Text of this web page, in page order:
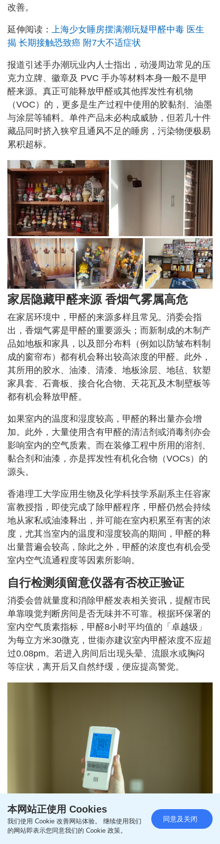
改善。
延伸阅读： 上海少女睡房摆满潮玩疑甲醛中毒 医生
揭 长期接触恐致癌 附7大不适症状
报道引述手办潮玩业内人士指出，动漫周边常见的压
克力立牌、徽章及 PVC 手办等材料本身一般不是甲
醛来源。真正可能释放甲醛或其他挥发性有机物
（VOC）的，更多是生产过程中使用的胶黏剂、油墨
与涂层等辅料。单件产品未必构成威胁，但若几十件
藏品同时挤入狭窄且通风不足的睡房，污染物便极易
累积超标。
家居隐藏甲醛来源 香烟气雾属高危
在家居环境中，甲醛的来源多样且常见。消委会指
出，香烟气雾是甲醛的重要源头；而新制成的木制产
品如地板和家具，以及部分布料（例如以防皱布料制
成的窗帘布）都有机会释出较高浓度的甲醛。此外，
其所用的胶水、油漆、清漆、地板涂层、地毡、软塑
家具套、石膏板、接合化合物、天花瓦及木制壁板等
都有机会释放甲醛。
如果室内的温度和湿度较高，甲醛的释出量亦会增
加。此外，大量使用含有甲醛的清洁剂或消毒剂亦会
影响室内的空气质素。而在装修工程中所用的溶剂、
黏合剂和油漆，亦是挥发性有机化合物（VOCs）的
源头。
香港理工大学应用生物及化学科技学系副系主任容家
富教授指，即使完成了除甲醛程序，甲醛仍然会持续
地从家私或油漆释出，并可能在室内积累至有害的浓
度，尤其当室内的温度和湿度较高的期间，甲醛的释
出量普遍会较高，除此之外，甲醛的浓度也有机会受
室内空气流通程度等因素所影响。
自行检测须留意仪器有否校正验证
消委会曾就量度和消除甲醛发表相关资讯，提醒市民
单靠嗅觉判断房间是否无味并不可靠。根据环保署的
室内空气质素指标，甲醛8小时平均值的「卓越级」
为每立方米30微克，世衞亦建议室内甲醛浓度不应超
过0.08pm。若进入房间后出现头晕、流眼水或胸闷
等症状，离开后又自然纾缓，便应提高警觉。
甲醛8小时平均值的「卓越级」为每立方米30微克，世衞亦
本网站正使用 Cookies
我们使用 Cookie 改善网站体验。 继续使用我们
的网站即表示您同意我们的 Cookie 政策。
同意及关闭